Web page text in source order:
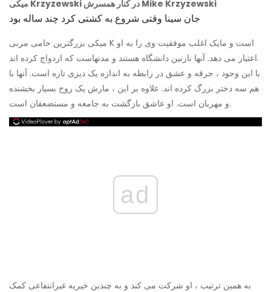
میکی Krzyzewski در کنار همسرش Mike Krzyzewski
جان سینا وقتی شروع به کشتی کرد چند ساله بود
میکی بزرگترین حامی مربی K است و مایک اغلب موفقیت وی را به او
اعتبار می دهد. آنها نازنین دانشگاه هستند و مدتهاست که ازدواج کرده اند.
با این وجود ، جرقه و عشق در رابطه به اندازه یک دیزی تازه است. آنها با
هم سه دختر بزرگ کرده اند. علاوه بر این ، مارش یک روح بسیار بخشنده
و مهربان است. او عاشق بازگشت به جامعه و مستضعفان است.
ad
به همین ترتیب ، او شرکت می کند و به چندین خیریه غیرانتفاعی کمک